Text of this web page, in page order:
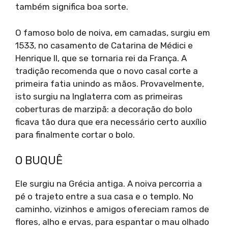
também significa boa sorte.
O famoso bolo de noiva, em camadas, surgiu em
1533, no casamento de Catarina de Médici e
Henrique II, que se tornaria rei da França. A
tradição recomenda que o novo casal corte a
primeira fatia unindo as mãos. Provavelmente,
isto surgiu na Inglaterra com as primeiras
coberturas de marzipã: a decoração do bolo
ficava tão dura que era necessário certo auxílio
para finalmente cortar o bolo.
O BUQUÊ
Ele surgiu na Grécia antiga. A noiva percorria a
pé o trajeto entre a sua casa e o templo. No
caminho, vizinhos e amigos ofereciam ramos de
flores, alho e ervas, para espantar o mau olhado